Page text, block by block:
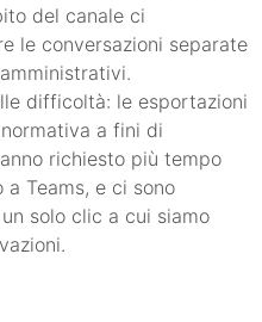
del canale ci
le conversazioni separate
difficoltà: le esportazioni
a fini di
richiesto più tempo
Teams, e ci sono
solo clic a cui siamo